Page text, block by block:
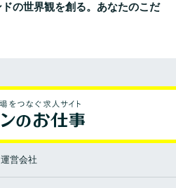
ドの世界観を創る。あなたのこだ
運営会社